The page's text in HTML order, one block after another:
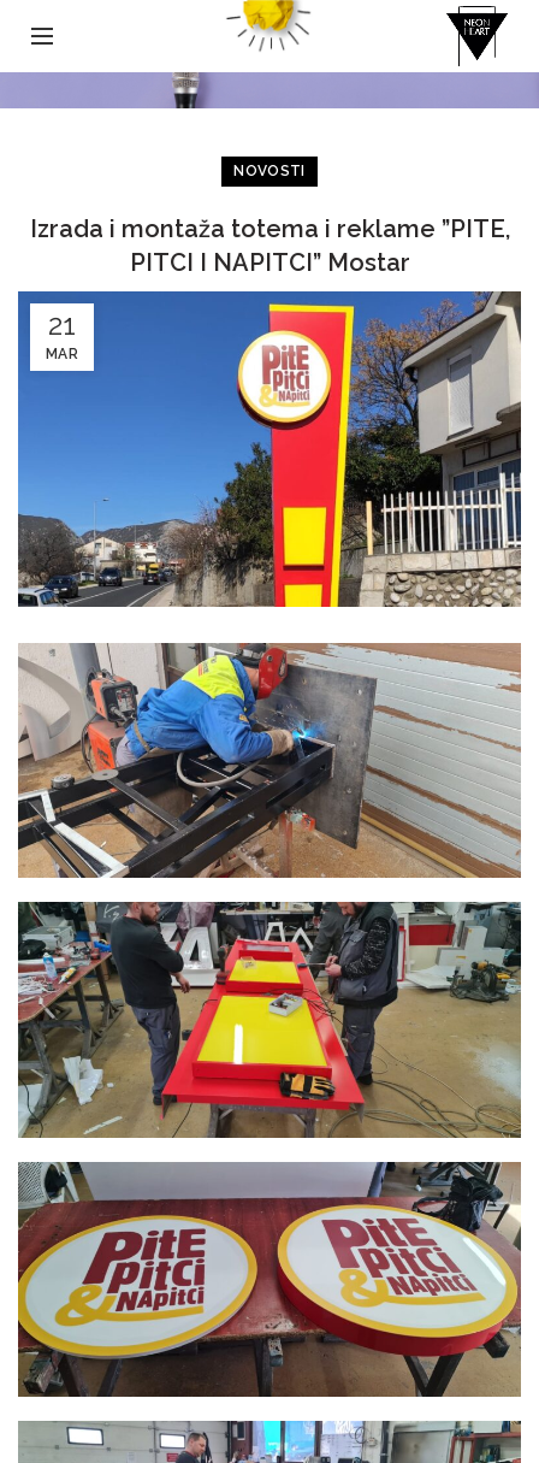
NOVOSTI
Izrada i montaža totema i reklame ”PITE,
PITCI I NAPITCI” Mostar
21
MAR